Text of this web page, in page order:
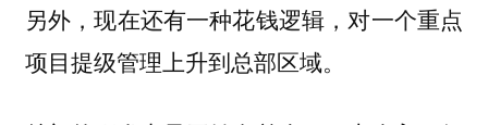
另外，现在还有一种花钱逻辑， 对一个重点
项目提级管理上升到总部区域。